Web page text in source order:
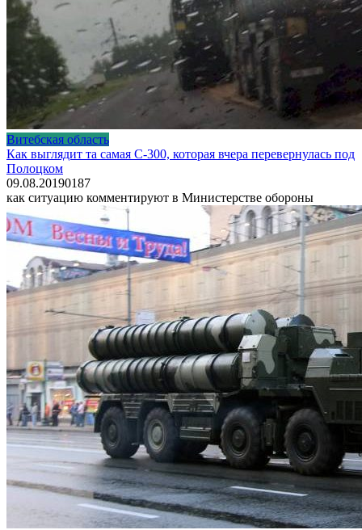
Витебская область
Как выглядит та самая С-300, которая вчера перевернулась под
Полоцком
09.08.20190187
как ситуацию комментируют в Министерстве обороны